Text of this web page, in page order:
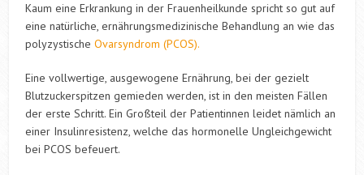
Kaum eine Erkrankung in der Frauenheilkunde spricht so gut auf
eine natürliche, ernährungsmedizinische Behandlung an wie das
polyzystischeOvarsyndrom (PCOS).
Eine vollwertige, ausgewogene Ernährung, bei der gezielt
Blutzuckerspitzen gemieden werden, ist in den meisten Fällen
der erste Schritt. Ein Großteil der Patientinnen leidet nämlich an
einer Insulinresistenz, welche das hormonelle Ungleichgewicht
bei PCOS befeuert.